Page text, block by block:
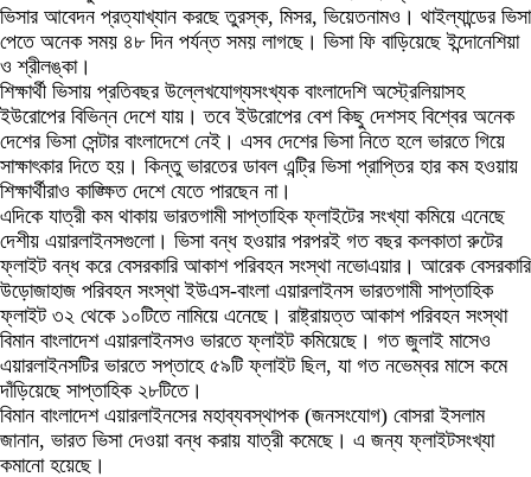
ভিসার আবেদন প্রত্যাখ্যান করছে তুরস্ক, মিসর, ভিয়েতনামও। থাইল্যান্ডের ভিসা
পেতে অনেক সময় ৪৮ দিন পর্যন্ত সময় লাগছে। ভিসা ফি বাড়িয়েছে ইন্দোনেশিয়া
ও শ্রীলঙ্কা।
শিক্ষার্থী ভিসায় প্রতিবছর উল্লেখযোগ্যসংখ্যক বাংলাদেশি অস্ট্রেলিয়াসহ
ইউরোপের বিভিন্ন দেশে যায়। তবে ইউরোপের বেশ কিছু দেশসহ বিশ্বের অনেক
দেশের ভিসা সেন্টার বাংলাদেশে নেই। এসব দেশের ভিসা নিতে হলে ভারতে গিয়ে
সাক্ষাৎকার দিতে হয়। কিন্তু ভারতের ডাবল এন্ট্রি ভিসা প্রাপ্তির হার কম হওয়ায়
শিক্ষার্থীরাও কাঙ্ক্ষিত দেশে যেতে পারছেন না।
এদিকে যাত্রী কম থাকায় ভারতগামী সাপ্তাহিক ফ্লাইটের সংখ্যা কমিয়ে এনেছে
দেশীয় এয়ারলাইনসগুলো। ভিসা বন্ধ হওয়ার পরপরই গত বছর কলকাতা রুটের
ফ্লাইট বন্ধ করে বেসরকারি আকাশ পরিবহন সংস্থা নভোএয়ার। আরেক বেসরকারি
উড়োজাহাজ পরিবহন সংস্থা ইউএস-বাংলা এয়ারলাইনস ভারতগামী সাপ্তাহিক
ফ্লাইট ৩২ থেকে ১০টিতে নামিয়ে এনেছে। রাষ্ট্রায়ত্ত আকাশ পরিবহন সংস্থা
বিমান বাংলাদেশ এয়ারলাইনসও ভারতে ফ্লাইট কমিয়েছে। গত জুলাই মাসেও
এয়ারলাইনসটির ভারতে সপ্তাহে ৫৯টি ফ্লাইট ছিল, যা গত নভেম্বর মাসে কমে
দাঁড়িয়েছে সাপ্তাহিক ২৮টিতে।
বিমান বাংলাদেশ এয়ারলাইনসের মহাব্যবস্থাপক (জনসংযোগ) বোসরা ইসলাম
জানান, ভারত ভিসা দেওয়া বন্ধ করায় যাত্রী কমেছে। এ জন্য ফ্লাইটসংখ্যা
কমানো হয়েছে।